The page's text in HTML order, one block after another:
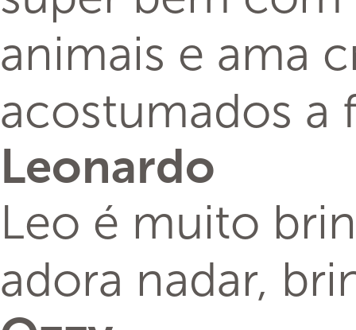
animais e ama
acostumados a
Leonardo
Leo é muito
adora nadar,